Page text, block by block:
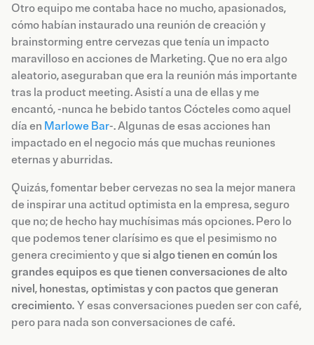
Otro equipo me contaba hace no mucho, apasionados,
cómo habían instaurado una reunión de creación y
brainstorming entre cervezas que tenía un impacto
maravilloso en acciones de Marketing. Que no era algo
aleatorio, aseguraban que era la reunión más importante
tras la product meeting. Asistí a una de ellas y me
encantó, -nunca he bebido tantos Cócteles como aquel
día en Marlowe Bar-. Algunas de esas acciones han
impactado en el negocio más que muchas reuniones
eternas y aburridas.
Quizás, fomentar beber cervezas no sea la mejor manera
de inspirar una actitud optimista en la empresa, seguro
que no; de hecho hay muchísimas más opciones. Pero lo
que podemos tener clarísimo es que el pesimismo no
genera crecimiento y quesi algo tienen en común los
grandes equipos es que tienen conversaciones de alto
nivel, honestas, optimistas y con pactos que generan
crecimiento. Y esas conversaciones pueden ser con café,
pero para nada son conversaciones de café.